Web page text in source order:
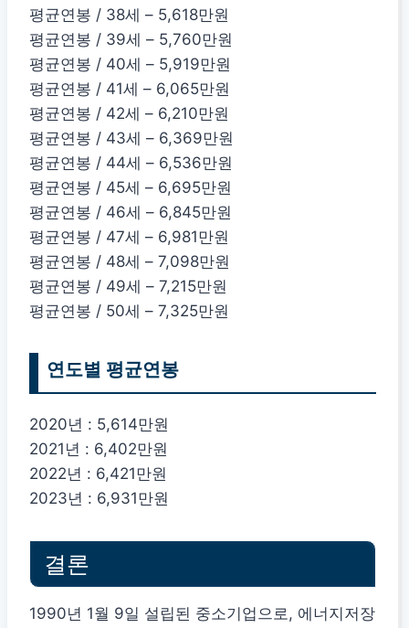
평균연봉 / 38세 – 5,618만원
평균연봉 / 39세 – 5,760만원
평균연봉 / 40세 – 5,919만원
평균연봉 / 41세 – 6,065만원
평균연봉 / 42세 – 6,210만원
평균연봉 / 43세 – 6,369만원
평균연봉 / 44세 – 6,536만원
평균연봉 / 45세 – 6,695만원
평균연봉 / 46세 – 6,845만원
평균연봉 / 47세 – 6,981만원
평균연봉 / 48세 – 7,098만원
평균연봉 / 49세 – 7,215만원
평균연봉 / 50세 – 7,325만원
연도별 평균연봉
2020년 : 5,614만원
2021년 : 6,402만원
2022년 : 6,421만원
2023년 : 6,931만원
결론
1990년 1월 9일 설립된 중소기업으로, 에너지저장